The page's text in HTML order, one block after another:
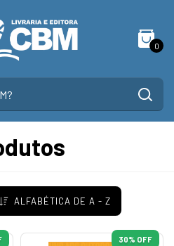
0
ALFABÉTICA DE A - Z
30% OFF